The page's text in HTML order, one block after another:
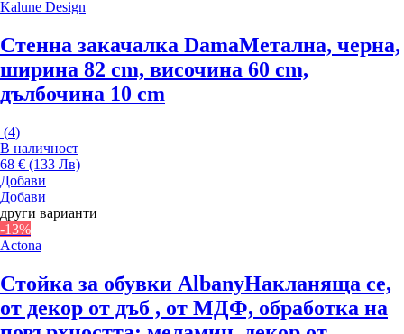
Kalune Design
Стенна закачалка DamaМетална, черна,
ширина 82 cm, височина 60 cm,
дълбочина 10 cm
(4)
В наличност
68 € (133 Лв)
Добави
Добави
други варианти
-13%
Actona
Стойка за обувки AlbanyНакланяща се,
от декор от дъб , от МДФ, oбработка на